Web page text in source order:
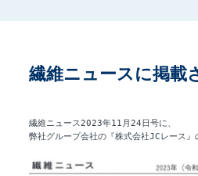
繊維ニュースに掲載
繊維ニュース2023年11月24日号に、